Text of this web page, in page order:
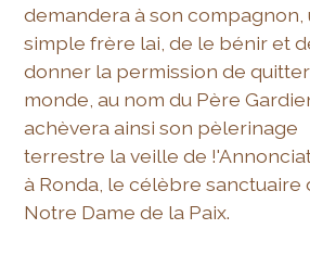
demandera à son compagnon,
simple frère lai, de le bénir et
donner la permission de
monde, au nom du Père
achèvera ainsi son pèlerinage
terrestre la veille de
à Ronda, le célèbre sanctuaire
Notre Dame de la Paix.